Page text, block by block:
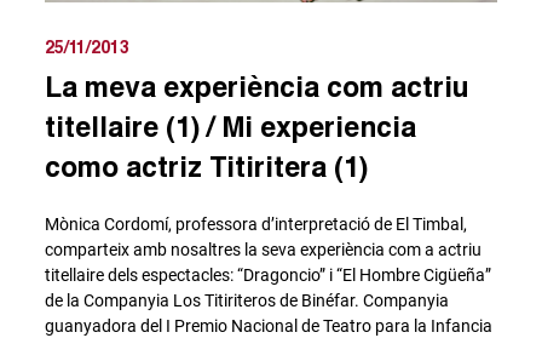
25/11/2013
La meva experiència com actriu
titellaire (1) / Mi experiencia
como actriz Titiritera (1)
Mònica Cordomí, professora d’interpretació de El Timbal,
comparteix amb nosaltres la seva experiència com a actriu
titellaire dels espectacles: “Dragoncio” i “El Hombre Cigüeña”
de la Companyia Los Titiriteros de Binéfar. Companyia
guanyadora del I Premio Nacional de Teatro para la Infancia